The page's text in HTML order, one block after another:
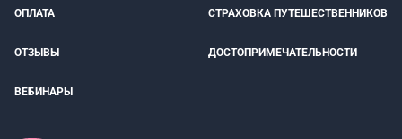
ОПЛАТА СТРАХОВКА ПУТЕШЕСТВЕННИКОВ
ОТЗЫВЫ ДОСТОПРИМЕЧАТЕЛЬНОСТИ
ВЕБИНАРЫ